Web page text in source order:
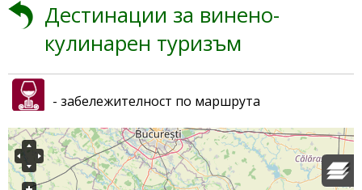
Дестинации за винено-
кулинарен туризъм
- забележителност по маршрута